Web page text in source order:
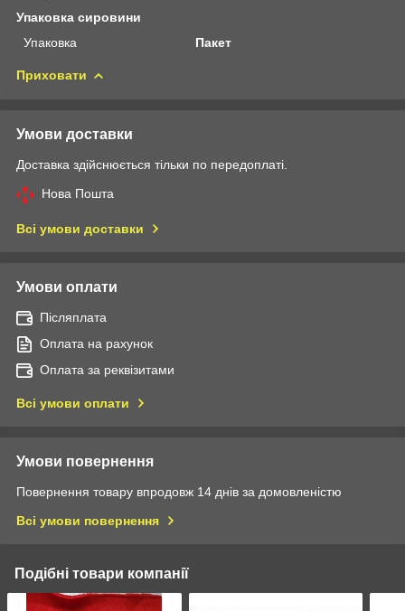
Упаковка сировини
Упаковка
Пакет
Приховати
Умови доставки
Доставка здійснюється тільки по передоплаті.
Нова Пошта
Всі умови доставки
Умови оплати
Післяплата
Оплата на рахунок
Оплата за реквізитами
Всі умови оплати
Умови повернення
Повернення товару впродовж 14 днів за домовленістю
Всі умови повернення
Подібні товари компанії